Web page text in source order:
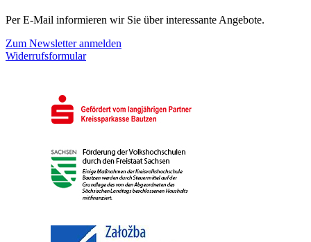
Per E-Mail informieren wir Sie über interessante Angebote.
Zum Newsletter anmelden
Widerrufsformular